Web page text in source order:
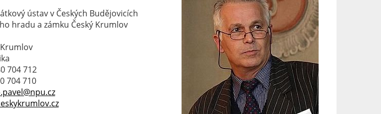
ústav v Českých Budějovicích
hradu a zámku Český Krumlov
704 712
704 710